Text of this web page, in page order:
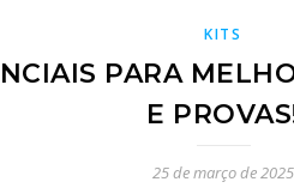
KITS
PARA
E
25 de março de 2025